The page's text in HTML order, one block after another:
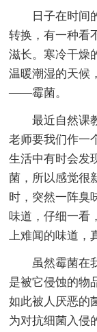
日子在时间的
转换，有一种看
滋长。寒冷干燥
温暖潮湿的天候
——霉菌。
最近自然课教
老师要我们作一
生活中有时会发
菌，所以感觉很
时，突然一阵臭
味道，仔细一看
上难闻的味道，
虽然霉菌在我
是被它侵蚀的物
如此被人厌恶的
为对抗细菌入侵